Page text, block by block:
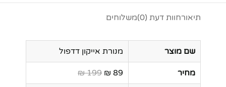
תיאורחוות דעת (0) משלוחים
שם מוצר מנורת אייקון דדפול
מחיר 89 ₪
199 ₪